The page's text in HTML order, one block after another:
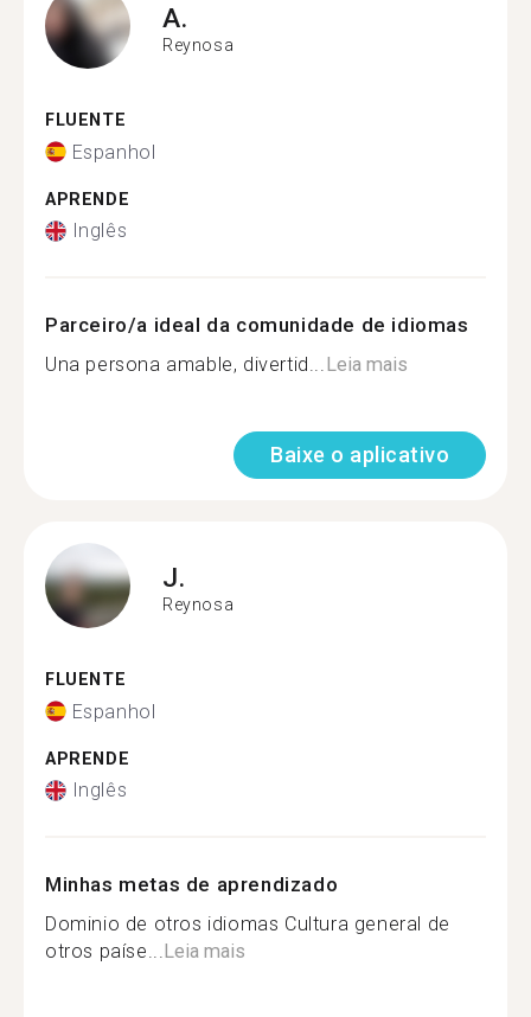
A.
Reynosa
FLUENTE
Espanhol
APRENDE
Inglês
Parceiro/a ideal da comunidade de idiomas
Una persona amable, divertid...Leia mais
Baixe o aplicativo
J.
Reynosa
FLUENTE
Espanhol
APRENDE
Inglês
Minhas metas de aprendizado
Dominio de otros idiomas Cultura general de
otros paíse...Leia mais